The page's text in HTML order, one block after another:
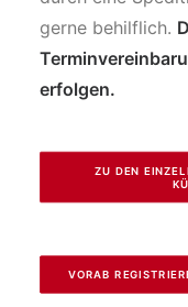
gerne behilflich.
erfolgen.
ZU DEN
VORAB